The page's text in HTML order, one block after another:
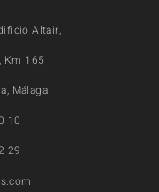
Altair,
Km 165
Málaga
10
29